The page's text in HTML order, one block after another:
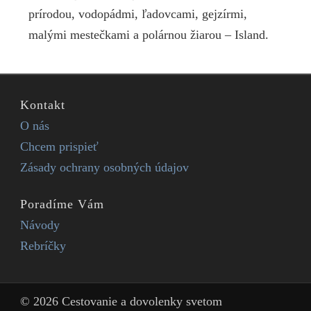
prírodou, vodopádmi, ľadovcami, gejzírmi,
malými mestečkami a polárnou žiarou – Island.
Kontakt
O nás
Chcem prispieť
Zásady ochrany osobných údajov
Poradíme Vám
Návody
Rebríčky
© 2026 Cestovanie a dovolenky svetom